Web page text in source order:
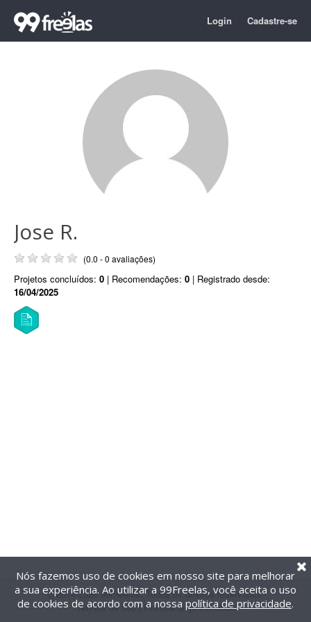
Login Cadastre-se
Jose R.
(0.0 - 0 avaliações)
Projetos concluídos: 0 | Recomendações: 0 | Registrado desde:
16/04/2025
@2014-2026 99Freelas. Todos os direitos reservados.
Termos de uso| Política de privacidade
Nós fazemos uso de cookies em nosso site para melhorar
a sua experiência. Ao utilizar a 99Freelas, você aceita o uso
de cookies de acordo com a nossa política de privacidade.